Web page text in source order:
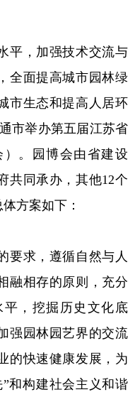
，加强技术交流与
全面提高城市园林绿
市生态和提高人居环
市举办第五届江苏省
。园博会由省建设
共同承办，其他12个
方案如下：
求，遵循自然与人
融相存的原则，充分
，挖掘历史文化底
强园林园艺界的交流
的快速健康发展，为
和构建社会主义和谐